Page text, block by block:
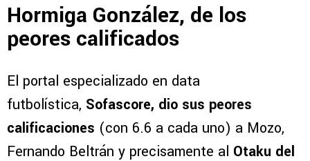
Hormiga González, de los
peores calificados
El portal especializado en data
futbolística, Sofascore, dio sus peores
calificaciones (con 6.6 a cada uno) a Mozo,
Fernando Beltrán y precisamente al Otaku del